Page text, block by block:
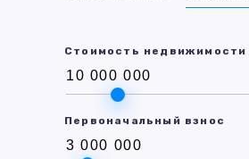
Стоимость недвижимости
Первоначальный взнос